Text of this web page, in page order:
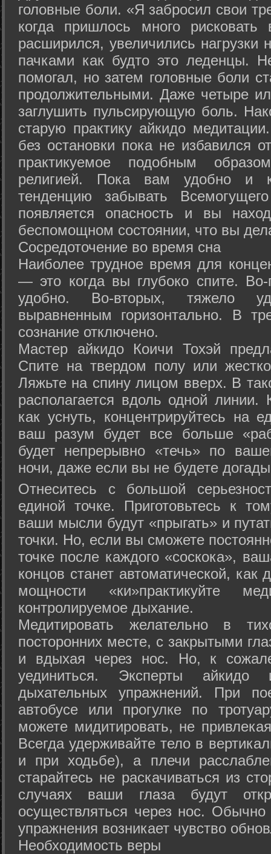
головные боли. «Я забросил свои
когда пришлось много
расширился, увеличились нагрузки
пачками как будто это леденцы.
помогал, но затем головные боли
продолжительными. Даже четыре
заглушить пульсирующую боль.
старую практику айкидо
без остановки пока не избавился
практикуемое подобным
религией. Пока вам удобно и
тенденцию забывать
появляется опасность и вы
беспомощном состоянии, что вы
Сосредоточение во время сна
Наиболее трудное время для
— это когда вы глубоко спите.
удобно. Во-вторых, тяжело
выравненным горизонтально. В
сознание отключено.
Мастер айкидо Коичи Тохэй
Спите на твердом полу или
Ляжьте на спину лицом вверх. В
располагается вдоль одной
как уснуть, концентрируйтесь на
ваш разум будет все больше
будет непрерывно «течь» по
ночи, даже если вы не будете
Отнеситесь с большой
единой точке. Приготовьтесь к
ваши мысли будут «прыгать» и
точки. Но, если вы сможете
точке после каждого «соскока»,
концов станет автоматической,
мощности «ки»практикуйте
контролируемое дыхание.
Медитировать желательно в
посторонних месте, с закрытыми
и вдыхая через нос. Но, к
уединиться. Эксперты айкидо
дыхательных упражнений. При
автобусе или прогулке по
можете мидитировать, не
Всегда удерживайте тело в
и при ходьбе), а плечи
старайтесь не раскачиваться из
случаях ваши глаза будут
осуществляться через нос. Обычно
упражнения возникает чувство
Необходимость веры